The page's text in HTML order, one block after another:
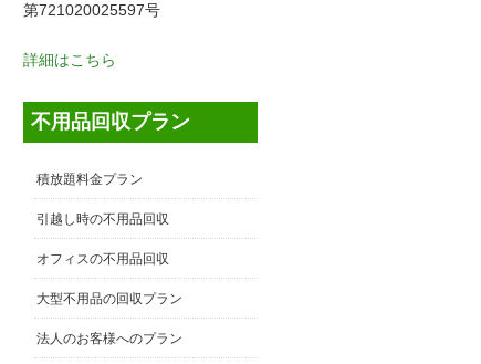
第721020025597号
詳細はこちら
不用品回収プラン
積放題料金プラン
引越し時の不用品回収
オフィスの不用品回収
大型不用品の回収プラン
法人のお客様へのプラン